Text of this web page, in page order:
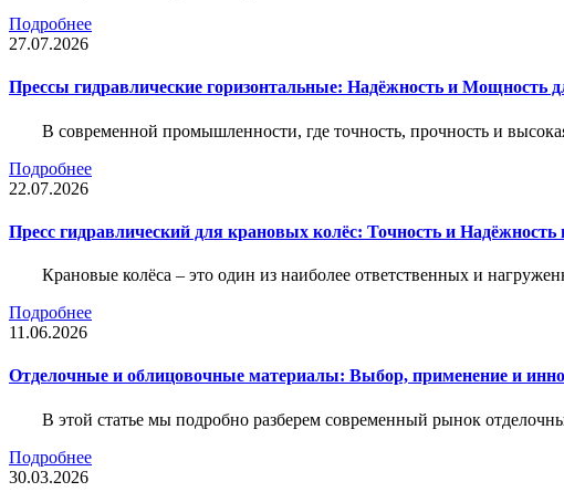
Подробнее
27.07.2026
Прессы гидравлические горизонтальные: Надёжность и Мощность
В современной промышленности, где точность, прочность и
Подробнее
22.07.2026
Пресс гидравлический для крановых колёс: Точность и
Крановые колёса – это один из наиболее ответственных и
Подробнее
11.06.2026
Отделочные и облицовочные материалы: Выбор, применение и
В этой статье мы подробно разберем современный рынок
Подробнее
30.03.2026